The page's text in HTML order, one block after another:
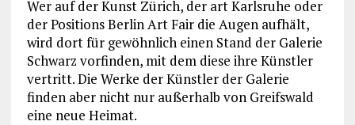
Wer auf der Kunst Zürich, der art Karlsruhe oder
der Positions Berlin Art Fair die Augen aufhält,
wird dort für gewöhnlich einen Stand der Galerie
Schwarz vorfinden, mit dem diese ihre Künstler
vertritt. Die Werke der Künstler der Galerie
finden aber nicht nur außerhalb von Greifswald
eine neue Heimat.